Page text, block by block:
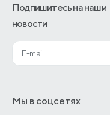
Подпишитесь на наши
новости
Мы в соцсетях